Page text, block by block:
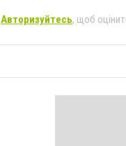
Авторизуйтесь, щоб